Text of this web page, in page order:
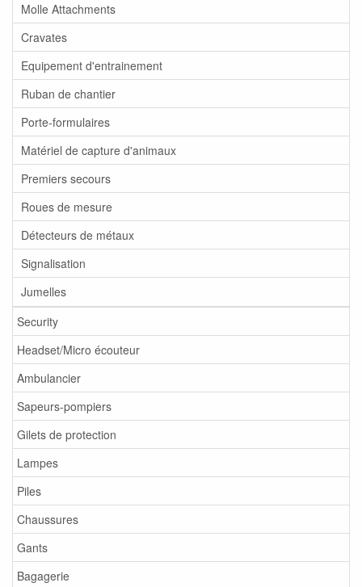
Molle Attachments
Cravates
Equipement d'entrainement
Ruban de chantier
Porte-formulaires
Matériel de capture d'animaux
Premiers secours
Roues de mesure
Détecteurs de métaux
Signalisation
Jumelles
Security
Headset/Micro écouteur
Ambulancier
Sapeurs-pompiers
Gilets de protection
Lampes
Piles
Chaussures
Gants
Bagagerie